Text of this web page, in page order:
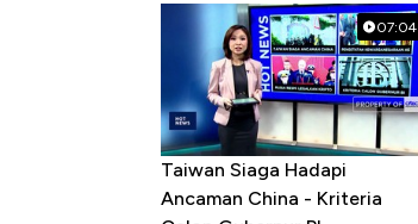
07:04
Taiwan Siaga Hadapi
Ancaman China - Kriteria